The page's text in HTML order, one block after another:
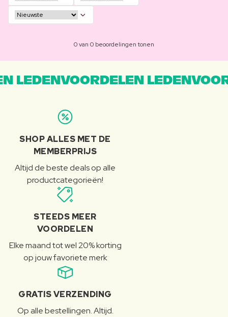
0 van 0 beoordelingen tonen
LEDENVOORDELEN
SHOP ALLES MET DE
MEMBERPRIJS
Altijd de beste deals op alle
productcategorieën!
STEEDS MEER
VOORDELEN
Elke maand tot wel 20% korting
op jouw favoriete merk
GRATIS VERZENDING
Op alle bestellingen. Altijd.